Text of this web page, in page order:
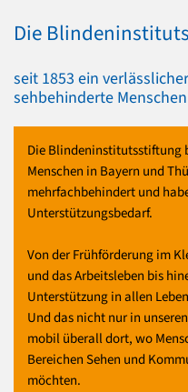
Die
seit 1853 ein
sehbehinderte Menschen
Die Blindeninstitutsstiftung
Menschen in Bayern und
mehrfachbehindert und
Unterstützungsbedarf.
Von der Frühförderung im
und das Arbeitsleben bis
Unterstützung in allen
Und das nicht nur in
mobil überall dort, wo
Bereichen Sehen und
möchten.